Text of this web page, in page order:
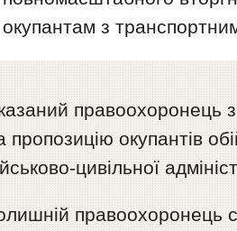
окупантам з
правоохоронець
пропозицію окупантів
цивільної
правоохоронець